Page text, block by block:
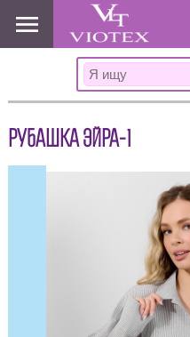
РУБАШКА ЭЙРА-1